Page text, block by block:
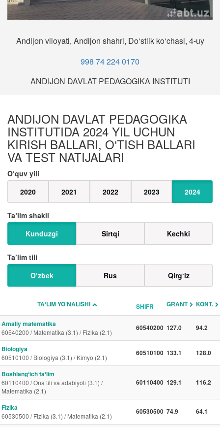
Andijon viloyati, Andijon shahri, Do‘stlik ko‘chasi, 4-uy
998 74 224 0170
ANDIJON DAVLAT PEDAGOGIKA INSTITUTI
ANDIJON DAVLAT PEDAGOGIKA
INSTITUTIDA 2024 YIL UCHUN
KIRISH BALLARI, O‘TISH BALLARI
VA TEST NATIJALARI
O‘quv yili
2020
2021 2022 2023 2024
Taʼlim shakli
Kunduzgi
Sirtqi Kechki
Ta’lim tili
O‘zbek
Rus Qirg‘iz
TAʼLIM YO‘NALISHI SHIFR GRANT KONT.
Amaliy matematika
60540200 / Matematika (3.1) / Fizika (2.1)
60540200 127.0 94.2
Biologiya
60510100 / Biologiya (3.1) / Kimyo (2.1)
60510100 133.1 128.0
Boshlangʻich taʼlim
60110400 / Ona tili va adabiyoti (3.1) /
Matematika (2.1)
60110400 129.1 116.2
Fizika
60530500 / Fizika (3.1) / Matematika (2.1)
60530500 74.9 64.1